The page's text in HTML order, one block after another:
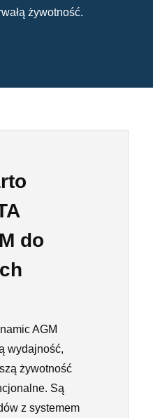
żywotność.
do
AGM
wydajność,
żywotność
Są
z systemem